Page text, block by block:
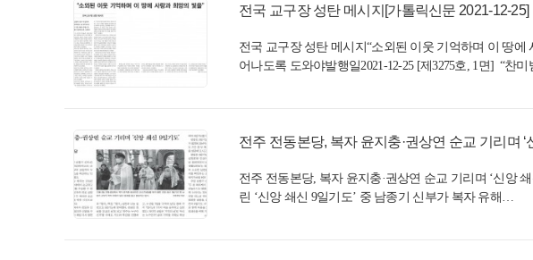
전국 교구장 성탄 메시지[가톨릭신문 2021-12-25]
전국 교구장 성탄 메시지“소외된 이웃 기억하며 이 땅
어나도록 도와야발행일2021-12-25 [제3275호, 1면] “찬
전주 전동본당, 복자 윤지충·권상연 순교 기리며
전주 전동본당, 복자 윤지충·권상연 순교 기리며 ‘신앙
린 ‘신앙 쇄신 9일기도’ 중 남종기 신부가 복자 유해…